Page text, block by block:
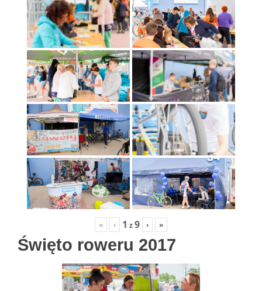
« ‹ 1 z9 › »
Święto roweru 2017